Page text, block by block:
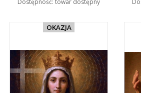
OKAZJA